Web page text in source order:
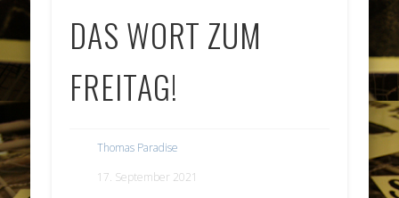
DAS WORT ZUM
FREITAG!
Thomas Paradise
17. September 2021